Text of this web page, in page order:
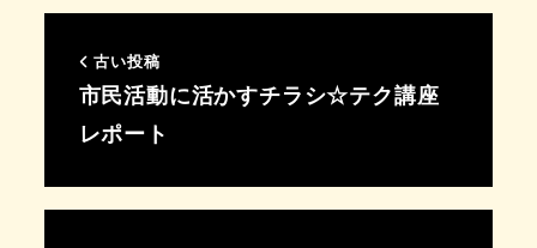
古い投稿
市民活動に活かすチラシ☆テク講座
レポート